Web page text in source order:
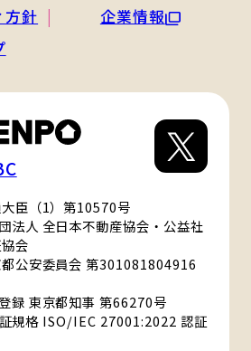
方針
企業情報
臣（1）第10570号
法人 全日本不動産協会・公益社
会
公安委員会 第301081804916
録 東京都知事 第66270号
規格 ISO/IEC 27001:2022 認証